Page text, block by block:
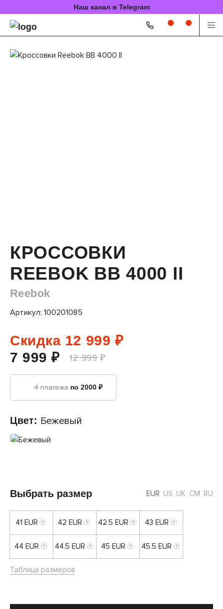
Наш канал в Telegram
КРОССОВКИ
REEBOK BB 4000 II
Reebok
Артикул: 100201085
Скидка 12 999 ₽
7 999 ₽
12 999 ₽
4 платежа по 2000 ₽
Цвет: Бежевый
Выбрать размер EUR US UK CM RU
41 EUR 42 EUR 42.5 EUR 43 EUR
44 EUR 44.5 EUR 45 EUR 45.5 EUR
Таблица размеров